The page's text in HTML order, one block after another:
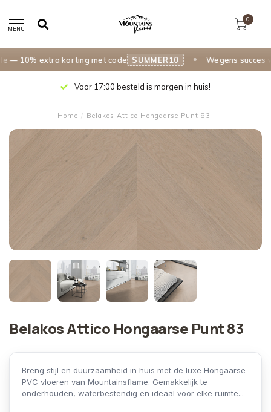
10% extra korting met code SUMMER10 Wegens succes
MENU
0
Voor 17:00 besteld is morgen in huis!
Home / Belakos Attico Hongaarse Punt 83
Belakos Attico Hongaarse Punt 83
Breng stijl en duurzaamheid in huis met de luxe Hongaarse
PVC vloeren van Mountainsflame. Gemakkelijk te
onderhouden, waterbestendig en ideaal voor elke ruimte...